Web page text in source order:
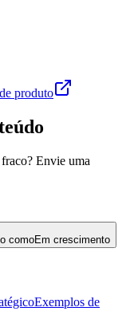
produto
Envie uma
comoEm crescimento
Exemplos de